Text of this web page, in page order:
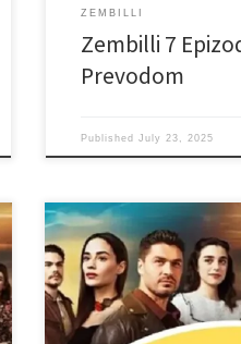
ZEMBILLI
Zembilli 7
Prevodom
PublishedJuly 23, 2025